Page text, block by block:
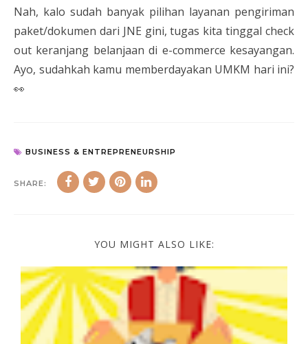
Nah, kalo sudah banyak pilihan layanan pengiriman
paket/dokumen dari JNE gini, tugas kita tinggal check
out keranjang belanjaan di e-commerce kesayangan.
Ayo, sudahkah kamu memberdayakan UMKM hari ini?
👀
BUSINESS & ENTREPRENEURSHIP
SHARE:
YOU MIGHT ALSO LIKE: